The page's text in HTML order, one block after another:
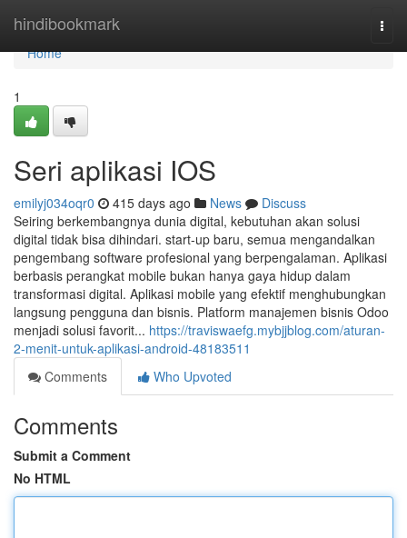
hindibookmark
Home
Home
1
Seri aplikasi IOS
emilyj034oqr0 415 days ago News
Discuss
Seiring berkembangnya dunia digital, kebutuhan akan solusi
digital tidak bisa dihindari. start-up baru, semua mengandalkan
pengembang software profesional yang berpengalaman. Aplikasi
berbasis perangkat mobile bukan hanya gaya hidup dalam
transformasi digital. Aplikasi mobile yang efektif menghubungkan
langsung pengguna dan bisnis. Platform manajemen bisnis Odoo
menjadi solusi favorit... https://traviswaefg.mybjjblog.com/aturan-
2-menit-untuk-aplikasi-android-48183511
Comments
Who Upvoted
Comments
Submit a Comment
No HTML